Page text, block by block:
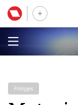
Filmpjes